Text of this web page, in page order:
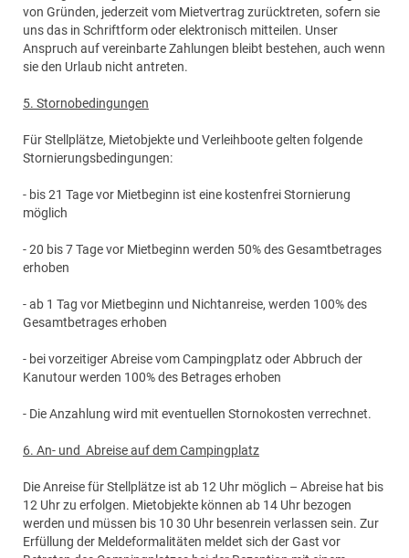
von Gründen, jederzeit vom Mietvertrag zurücktreten, sofern sie
uns das in Schriftform oder elektronisch mitteilen. Unser
Anspruch auf vereinbarte Zahlungen bleibt bestehen, auch wenn
sie den Urlaub nicht antreten.
5. Stornobedingungen
Für Stellplätze, Mietobjekte und Verleihboote gelten folgende
Stornierungsbedingungen:
- bis 21 Tage vor Mietbeginn ist eine kostenfrei Stornierung
möglich
- 20 bis 7 Tage vor Mietbeginn werden 50% des Gesamtbetrages
erhoben
- ab 1 Tag vor Mietbeginn und Nichtanreise, werden 100% des
Gesamtbetrages erhoben
- bei vorzeitiger Abreise vom Campingplatz oder Abbruch der
Kanutour werden 100% des Betrages erhoben
- Die Anzahlung wird mit eventuellen Stornokosten verrechnet.
6. An- und Abreise auf dem Campingplatz
Die Anreise für Stellplätze ist ab 12 Uhr möglich – Abreise hat bis
12 Uhr zu erfolgen. Mietobjekte können ab 14 Uhr bezogen
werden und müssen bis 10 30 Uhr besenrein verlassen sein. Zur
Erfüllung der Meldeformalitäten meldet sich der Gast vor